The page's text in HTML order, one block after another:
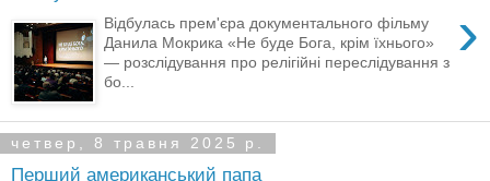
›
Відбулась прем'єра документального фільму
Данила Мокрика «Не буде Бога, крім їхнього»
— розслідування про релігійні переслідування з
бо...
четвер, 8 травня 2025 р.
Перший американський папа